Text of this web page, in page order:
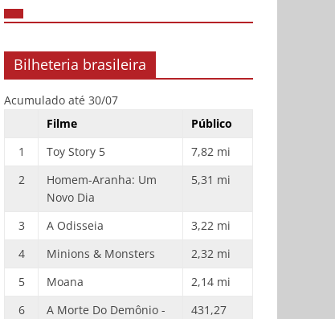
Bilheteria brasileira
Acumulado até 30/07
Filme
Público
1
Toy Story 5
7,82 mi
2
Homem-Aranha: Um
Novo Dia
5,31 mi
3 A Odisseia
3,22 mi
4
Minions & Monsters
2,32 mi
5
Moana
2,14 mi
6
A Morte Do Demônio -
431,27